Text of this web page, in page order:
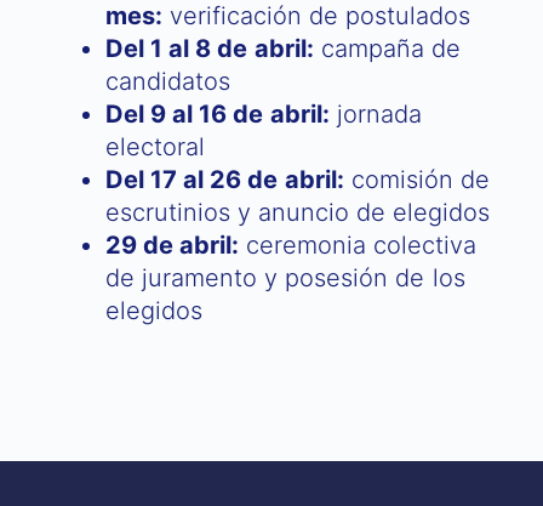
mes: verificación de postulados
Del 1 al 8 de abril: campaña de
candidatos
Del 9 al 16 de abril: jornada
electoral
Del 17 al 26 de abril: comisión de
escrutinios y anuncio de elegidos
29 de abril: ceremonia colectiva
de juramento y posesión de los
elegidos